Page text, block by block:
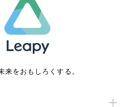
来をおもしろくする。